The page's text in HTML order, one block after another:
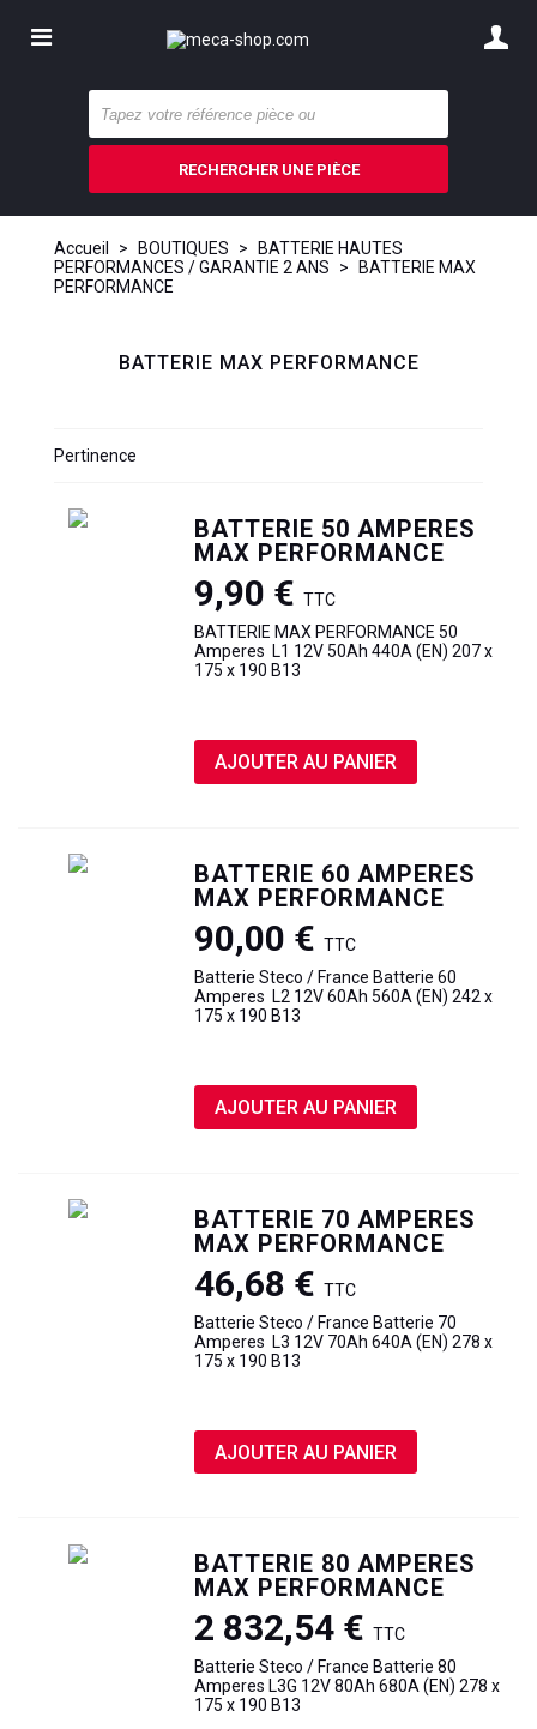
RECHERCHER UNE PIÈCE
Accueil > BOUTIQUES >
BATTERIE HAUTES
PERFORMANCES / GARANTIE 2 ANS
>
BATTERIE MAX
PERFORMANCE
BATTERIE MAX PERFORMANCE
Pertinence
BATTERIE 50 AMPERES
MAX PERFORMANCE
9,90 € TTC
BATTERIE MAX PERFORMANCE 50
Amperes L1 12V 50Ah 440A (EN) 207 x
175 x 190 B13
AJOUTER AU PANIER
BATTERIE 60 AMPERES
MAX PERFORMANCE
90,00 € TTC
Batterie Steco / France Batterie 60
Amperes L2 12V 60Ah 560A (EN) 242 x
175 x 190 B13
AJOUTER AU PANIER
BATTERIE 70 AMPERES
MAX PERFORMANCE
46,68 € TTC
Batterie Steco / France Batterie 70
Amperes L3 12V 70Ah 640A (EN) 278 x
175 x 190 B13
AJOUTER AU PANIER
BATTERIE 80 AMPERES
MAX PERFORMANCE
2 832,54 € TTC
Batterie Steco / France Batterie 80
Amperes L3G 12V 80Ah 680A (EN) 278 x
175 x 190 B13